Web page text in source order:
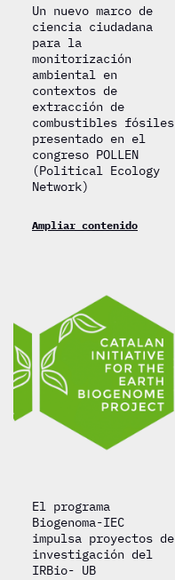
Un nuevo marco de
ciencia ciudadana
para la
monitorización
ambiental en
contextos de
extracción de
combustibles fósiles
presentado en el
congreso POLLEN
(Political Ecology
Network)
Ampliar contenido
El programa
Biogenoma-IEC
impulsa proyectos de
investigación del
IRBio- UB